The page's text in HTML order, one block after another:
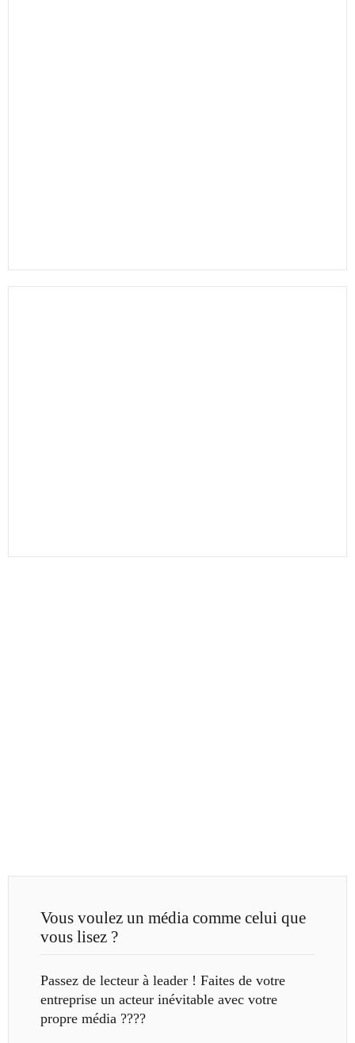
Vous voulez un média comme celui que
vous lisez ?
Passez de lecteur à leader ! Faites de votre
entreprise un acteur inévitable avec votre
propre média ????